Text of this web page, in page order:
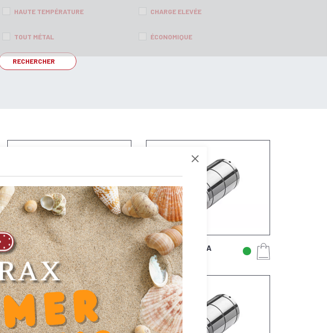
HAUTE TEMPÉRATURE CHARGE ELEVÉE
TOUT MÉTAL ÉCONOMIQUE
SFERAX HL 612 XA SFERAX HL 612 ZA